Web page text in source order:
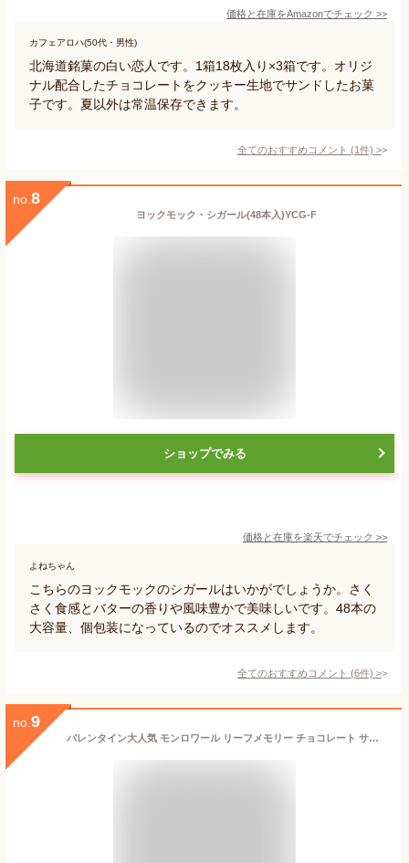
価格と在庫をAmazonでチェック >>
カフェアロハ(50代・男性)
北海道銘菓の白い恋人です。1箱18枚入り×3箱です。オリジ
ナル配合したチョコレートをクッキー生地でサンドしたお菓
子です。夏以外は常温保存できます。
全てのおすすめコメント (1件) >
no. 8
ヨックモック・シガール(48本入)YCG-F
ショップでみる
価格と在庫を楽天でチェック >>
よねちゃん
こちらのヨックモックのシガールはいかがでしょうか。さく
さく食感とバターの香りや風味豊かで美味しいです。48本の
大容量、個包装になっているのでオススメします。
全てのおすすめコメント (6件) >
no. 9
バレンタイン大人気 モンロワール リーフメモリー チョコレート サービス袋 2セット (250gx2/48-50包) 徳用 ばらまき 個装 ご褒美 手頃 お取り寄せ